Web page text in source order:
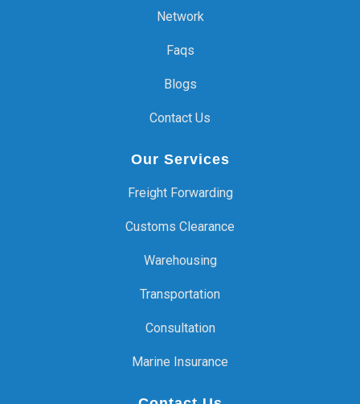
Network
Faqs
Blogs
Contact Us
Our Services
Freight Forwarding
Customs Clearance
Warehousing
Transportation
Consultation
Marine Insurance